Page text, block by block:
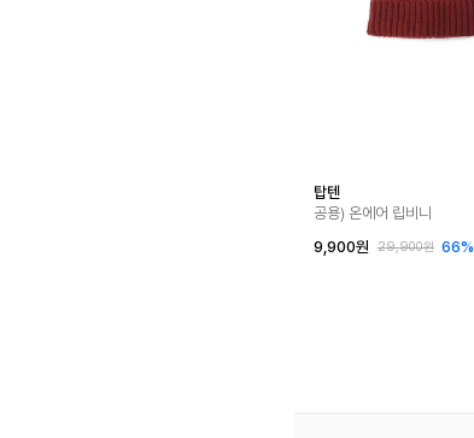
탑텐
공용) 온에어 립비니
9,900원
29,900원 66%